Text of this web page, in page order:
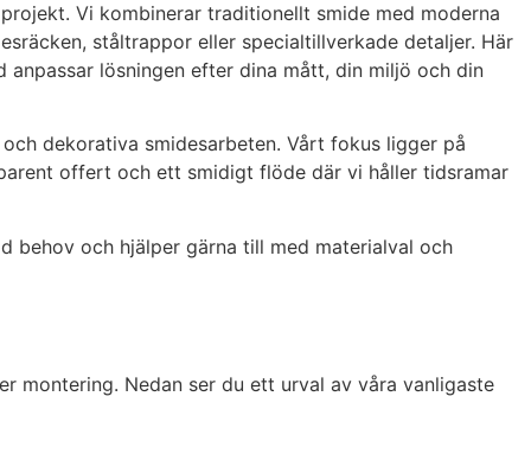
Vi kombinerar traditionellt smide med moderna
ståltrappor eller specialtillverkade detaljer. Här
lösningen efter dina mått, din miljö och din
dekorativa smidesarbeten. Vårt fokus ligger på
offert och ett smidigt flöde där vi håller tidsramar
behov och hjälper gärna till med materialval och
montering. Nedan ser du ett urval av våra vanligaste